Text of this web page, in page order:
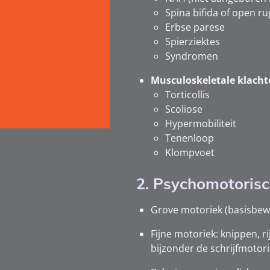
Spina bifida of open
Erbse parese
Spierziektes
Syndromen
Musculoskeletale
Torticollis
Scoliose
Hypermobiliteit
Tenenloop
Klompvoet
2.
Grove motoriek
Fijne motoriek: knippen,
bijzonder de